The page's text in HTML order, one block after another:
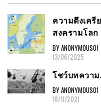
ความตึงเค
สงครามโลก
BY ANONYMOUS01
13/06/2025
โชว์บทควา
BY ANONYMOUS01
18/11/2021